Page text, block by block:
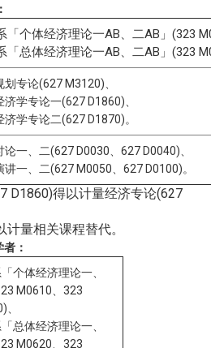
「个体经济理论一AB、二AB」(323
「总体经济理论一AB、二AB」(323
划专论(627 M3120)、
济学专论一(627 D1860)、
济学专论二(627 D1870)。
论一、二(627 D0030、627 D0040)、
讲一、二(627 M0050、627 D0100)。
D1860)得以计量经济专论(627
量相关课程替代。
：
个体经济理论一、
M0610、323
、
总体经济理论一、
M0620、323